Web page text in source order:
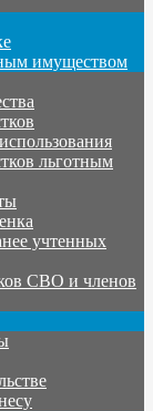
имуществом
льготным
учтенных
СВО и членов